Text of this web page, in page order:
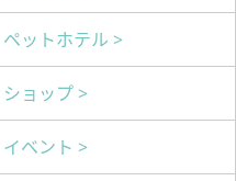
ペットホテル >
ショップ >
イベント >